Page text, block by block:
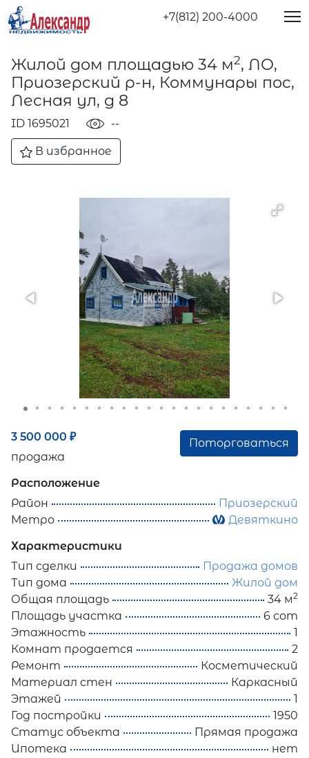
+7(812) 200-4000
Жилой дом площадью 34 м2, ЛО,
Приозерский р-н, Коммунары пос,
Лесная ул, д 8
ID 1695021 --
В избранное
3 500 000 ₽
продажа
Поторговаться
Расположение
Район
Приозерский
Метро
Девяткино
Характеристики
Тип сделки
Продажа домов
Тип дома
Жилой дом
Общая площадь
34 м2
Площадь участка
6 сот
Этажность
1
Комнат продается
2
Ремонт
Косметический
Материал стен
Каркасный
Этажей
1
Год постройки
1950
Статус объекта
Прямая продажа
Ипотека
нет